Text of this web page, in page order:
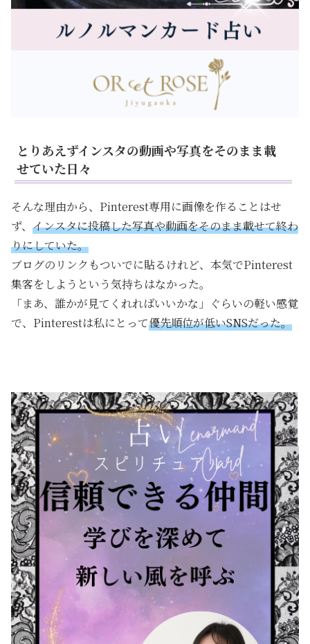
とりあえずインスタの動画や写真をそのまま載
せていた日々
そんな理由から、Pinterest専用に画像を作ることはせ
ず、 インスタに投稿した写真や動画をそのまま載せて終わ
りにしていた。
ブログのリンクもついでに貼るけれど、本気でPinterest
集客をしようという気持ちはなかった。
「まあ、誰かが見てくれればいいかな」ぐらいの軽い感覚
で、Pinterestは私にとって優先順位が低いSNSだった。